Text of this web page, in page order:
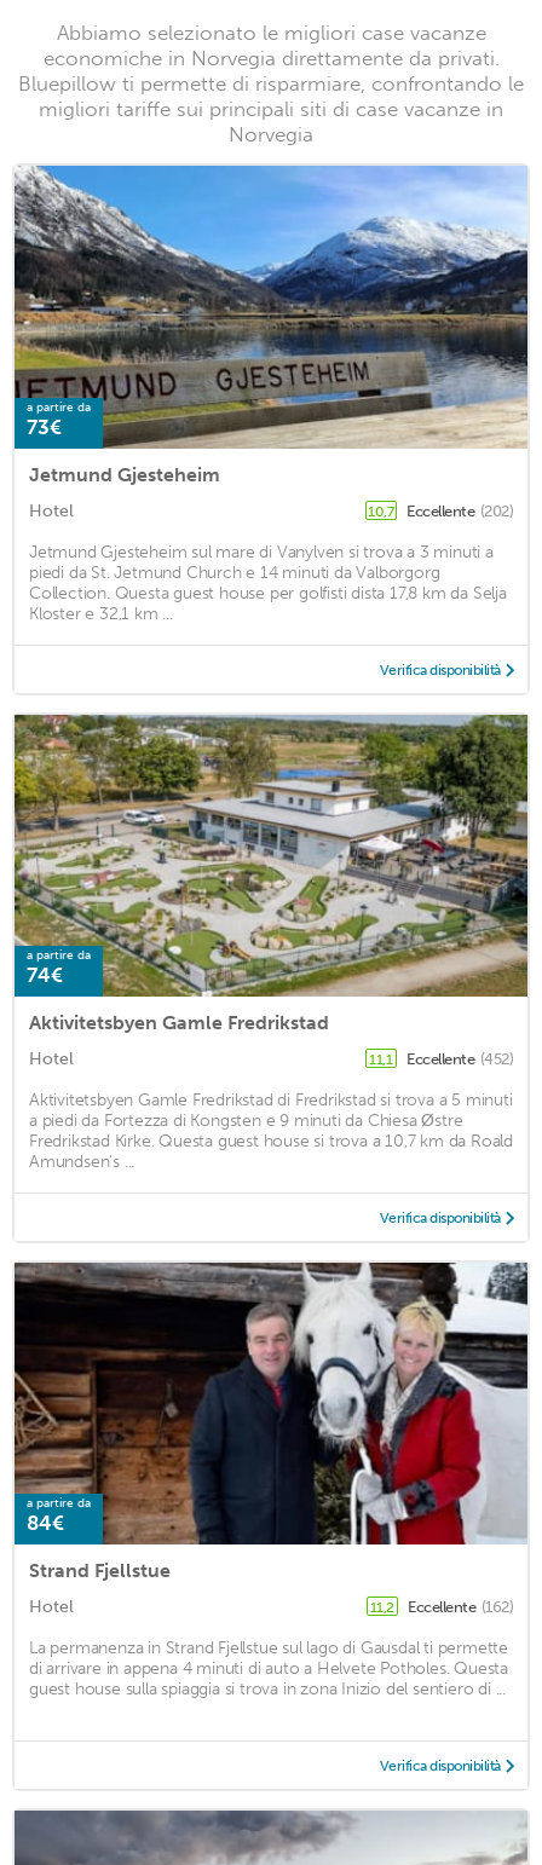
Abbiamo selezionato le migliori case vacanze
economiche in Norvegia direttamente da privati.
Bluepillow ti permette di risparmiare, confrontando le
migliori tariffe sui principali siti di case vacanze in
Norvegia
a partire da
73€
Jetmund Gjesteheim
Hotel 10,7 Eccellente (202)
Jetmund Gjesteheim sul mare di Vanylven si trova a 3 minuti a
piedi da St. Jetmund Church e 14 minuti da Valborgorg
Collection. Questa guest house per golfisti dista 17,8 km da Selja
Kloster e 32,1 km ...
Verifica disponibilità
a partire da
74€
Aktivitetsbyen Gamle Fredrikstad
Hotel 11,1 Eccellente (452)
Aktivitetsbyen Gamle Fredrikstad di Fredrikstad si trova a 5 minuti
a piedi da Fortezza di Kongsten e 9 minuti da Chiesa Østre
Fredrikstad Kirke. Questa guest house si trova a 10,7 km da Roald
Amundsen's ...
Verifica disponibilità
a partire da
84€
Strand Fjellstue
Hotel 11,2 Eccellente (162)
La permanenza in Strand Fjellstue sul lago di Gausdal ti permette
di arrivare in appena 4 minuti di auto a Helvete Potholes. Questa
guest house sulla spiaggia si trova in zona Inizio del sentiero di ...
Verifica disponibilità